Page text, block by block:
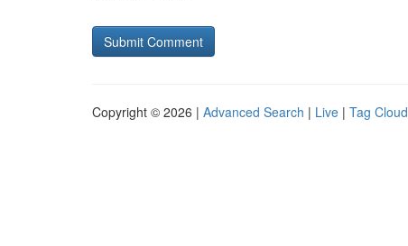
Copyright © 2026 | Advanced Search | Live | Tag Cloud